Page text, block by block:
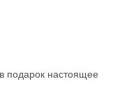
подарок настоящее